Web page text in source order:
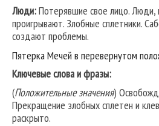
Люди:Потерявшие свое лицо. Люди,
проигрывают. Злобные сплетники.
создают проблемы.
Пятерка Мечей в перевернутом
Ключевые слова и фразы:
(Положительные значения)
Прекращение злобных сплетен и
раскрыто.